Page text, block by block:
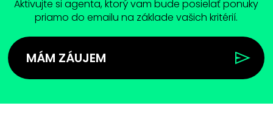
Aktivujte si agenta, ktorý vam bude posielať ponuky
priamo do emailu na základe vašich kritérií.
MÁM ZÁUJEM